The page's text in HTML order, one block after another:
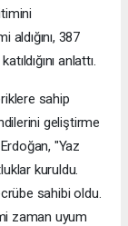
aldığını, 387
anlattı.
sahip
geliştirme
"Yaz
kuruldu.
sahibi oldu.
zaman uyum